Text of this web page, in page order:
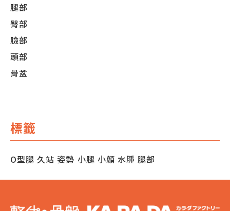
腿部
臀部
臉部
頭部
骨盆
標籤
O型腿 久站 姿勢 小腿 小顏 水腫 腿部